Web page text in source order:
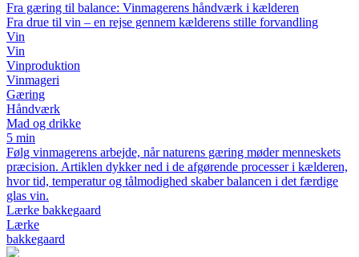
Fra gæring til balance: Vinmagerens håndværk i kælderen
Fra drue til vin – en rejse gennem kælderens stille forvandling
Vin
Vin
Vinproduktion
Vinmageri
Gæring
Håndværk
Mad og drikke
5 min
Følg vinmagerens arbejde, når naturens gæring møder menneskets
præcision. Artiklen dykker ned i de afgørende processer i kælderen,
hvor tid, temperatur og tålmodighed skaber balancen i det færdige
glas vin.
Lærke bakkegaard
Lærke
bakkegaard